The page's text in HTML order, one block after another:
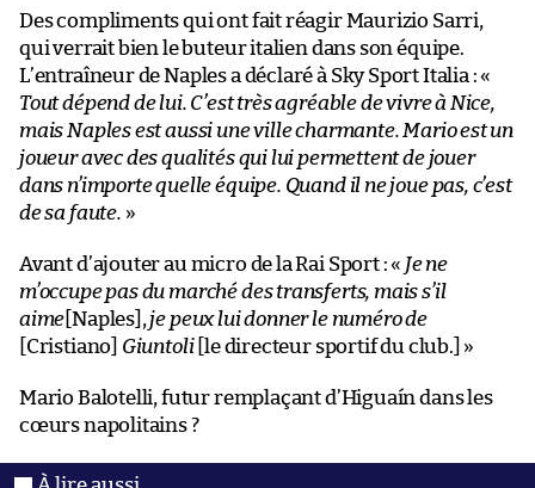
Des compliments qui ont fait réagir Maurizio Sarri,
qui verrait bien le buteur italien dans son équipe.
L’entraîneur de Naples a déclaré à Sky Sport Italia : «
Tout dépend de lui. C’est très agréable de vivre à Nice,
mais Naples est aussi une ville charmante. Mario est un
joueur avec des qualités qui lui permettent de jouer
dans n’importe quelle équipe. Quand il ne joue pas, c’est
de sa faute. »
Avant d’ajouter au micro de la Rai Sport : « Je ne
m’occupe pas du marché des transferts, mais s’il
aime [Naples], je peux lui donner le numéro de
[Cristiano] Giuntoli[le directeur sportif du club.] »
Mario Balotelli, futur remplaçant d’Higuaín dans les
cœurs napolitains ?